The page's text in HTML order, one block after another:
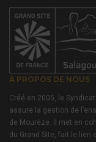
À PROPOS DE NOUS
Créé en 2005, le
assure la gestion de
de Mourèze. Il met en
du Grand Site, fait le lien